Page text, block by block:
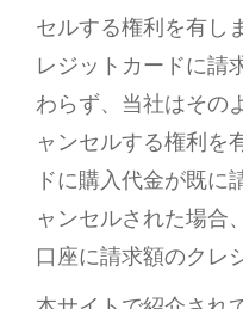
セルする権利を有し
レジットカードに請
わらず、当社はその
ャンセルする権利を
ドに購入代金が既に
ャンセルされた場合
口座に請求額のクレ